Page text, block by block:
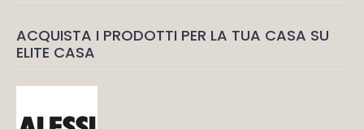
ACQUISTA I PRODOTTI PER LA TUA CASA SU
ELITE CASA